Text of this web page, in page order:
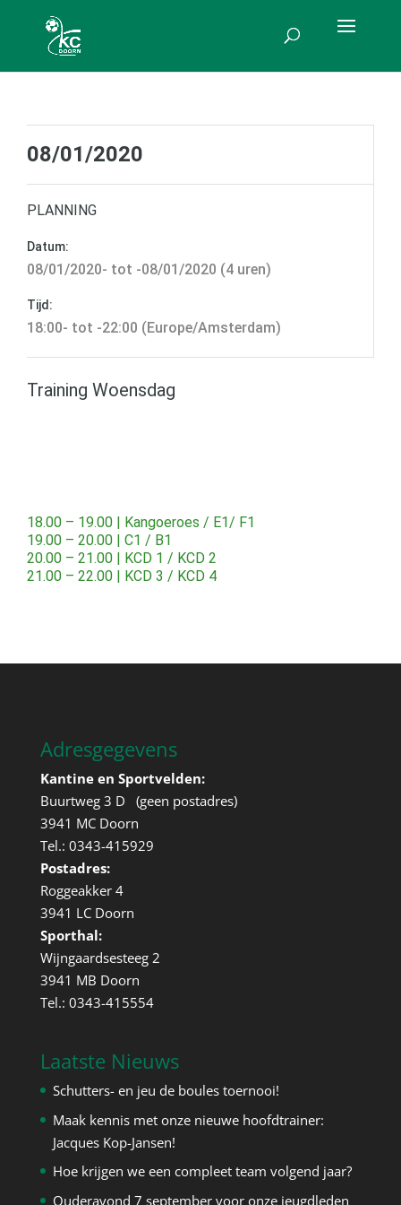
08/01/2020
PLANNING
Datum:
08/01/2020- tot -08/01/2020 (4 uren)
Tijd:
18:00- tot -22:00 (Europe/Amsterdam)
Training Woensdag
18.00 – 19.00 | Kangoeroes / E1/ F1
19.00 – 20.00 | C1 / B1
20.00 – 21.00 | KCD 1 / KCD 2
21.00 – 22.00 | KCD 3 / KCD 4
Adresgegevens
Kantine en Sportvelden:
Buurtweg 3 D (geen postadres)
3941 MC Doorn
Tel.: 0343-415929
Postadres:
Roggeakker 4
3941 LC Doorn
Sporthal:
Wijngaardsesteeg 2
3941 MB Doorn
Tel.: 0343-415554
Laatste Nieuws
Schutters- en jeu de boules toernooi!
Maak kennis met onze nieuwe hoofdtrainer:
Jacques Kop-Jansen!
Hoe krijgen we een compleet team volgend jaar?
Ouderavond 7 september voor onze jeugdleden